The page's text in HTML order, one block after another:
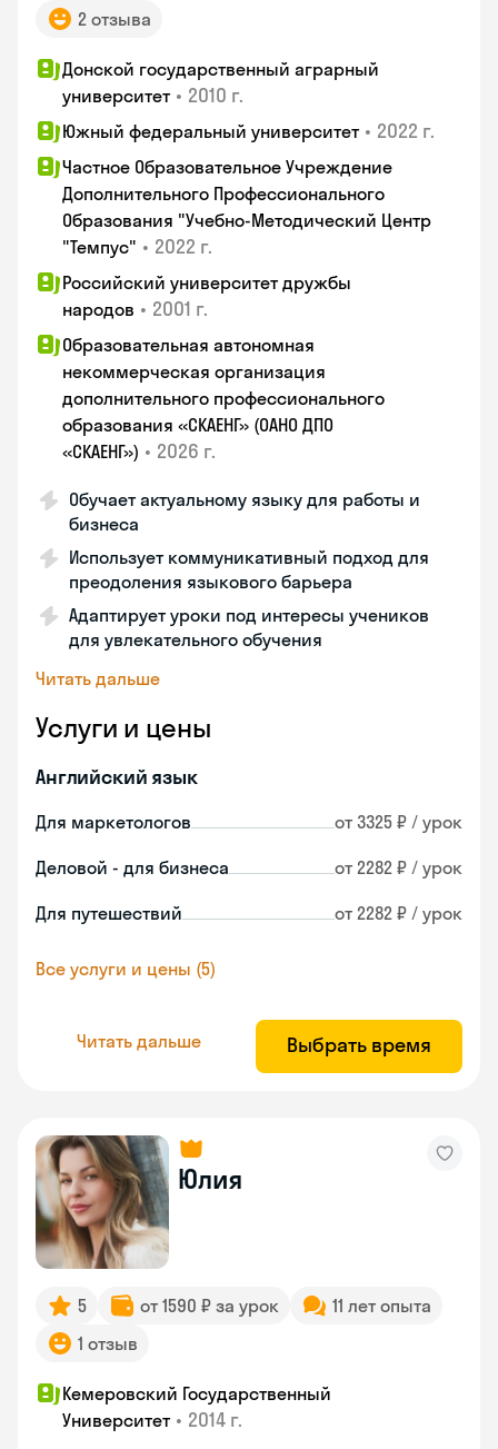
2 отзыва
Донской государственный аграрный
университет • 2010 г.
Южный федеральный университет • 2022 г.
Частное Образовательное Учреждение
Дополнительного Профессионального
Образования "Учебно-Методический Центр
"Темпус" • 2022 г.
Российский университет дружбы
народов • 2001 г.
Образовательная автономная
некоммерческая организация
дополнительного профессионального
образования «СКАЕНГ» (ОАНО ДПО
«СКАЕНГ») • 2026 г.
Обучает актуальному языку для работы и
бизнеса
Использует коммуникативный подход для
преодоления языкового барьера
Адаптирует уроки под интересы учеников
для увлекательного обучения
Читать дальше
Услуги и цены
Английский язык
Для маркетологов от 3325 ₽ / урок
Деловой - для бизнеса от 2282 ₽ / урок
Для путешествий от 2282 ₽ / урок
Все услуги и цены (5)
Читать дальше Выбрать время
Юлия
5 от 1590 ₽ за урок
11 лет опыта
1 отзыв
Кемеровский Государственный
Университет • 2014 г.